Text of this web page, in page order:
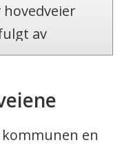
av
på seks
forholdene.
en